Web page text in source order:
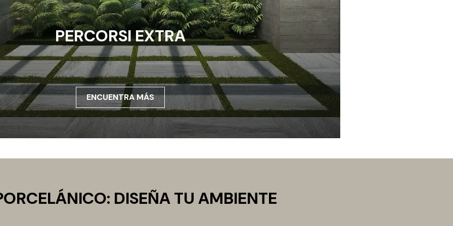
PERCORSI EXTRA
ENCUENTRA MÁS
DISEÑA TU AMBIENTE